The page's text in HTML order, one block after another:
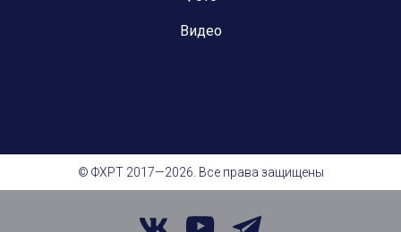
Видео
© ФХРТ 2017—2026. Все права защищены